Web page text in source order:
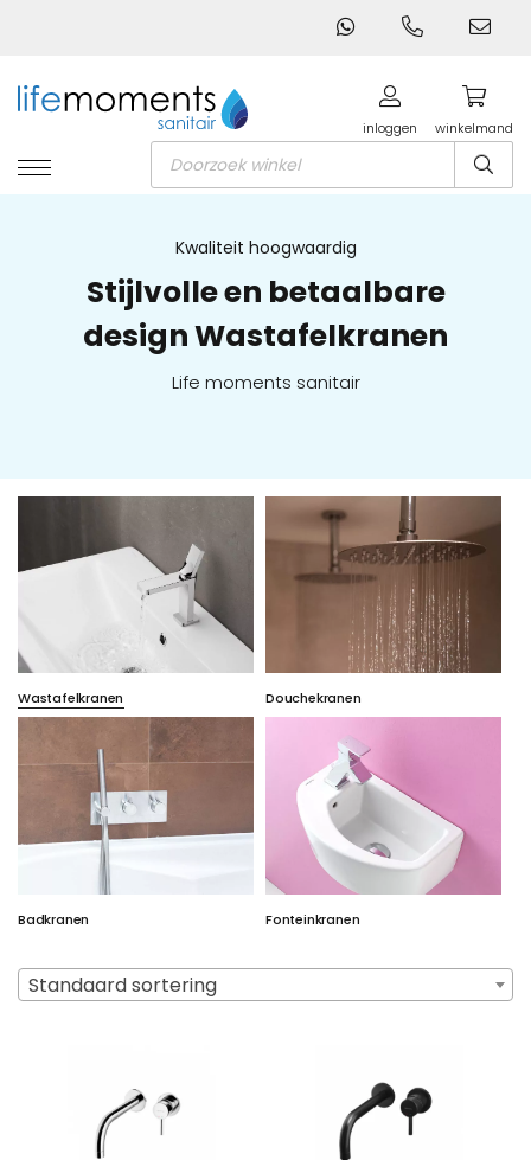
Producten
zoeken
inloggen winkelmand
Kwaliteit hoogwaardig
Stijlvolle en betaalbare
design Wastafelkranen
Life moments sanitair
Wastafelkranen Douchekranen
Badkranen Fonteinkranen
Standaard sortering